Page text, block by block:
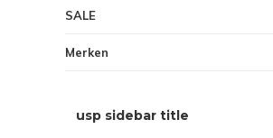
SALE
Merken
usp sidebar title